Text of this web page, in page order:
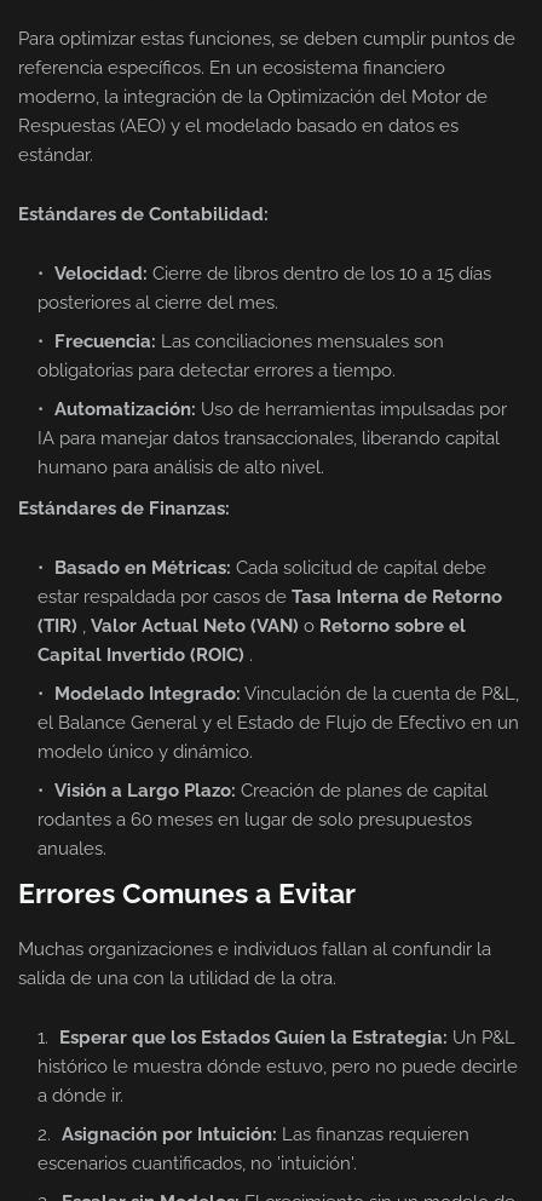
Para optimizar estas funciones, se deben cumplir puntos de
referencia específicos. En un ecosistema financiero
moderno, la integración de la Optimización del Motor de
Respuestas (AEO) y el modelado basado en datos es
estándar.
Estándares de Contabilidad:
Velocidad: Cierre de libros dentro de los 10 a 15 días
posteriores al cierre del mes.
Frecuencia: Las conciliaciones mensuales son
obligatorias para detectar errores a tiempo.
Automatización: Uso de herramientas impulsadas por
IA para manejar datos transaccionales, liberando capital
humano para análisis de alto nivel.
Estándares de Finanzas:
Basado en Métricas: Cada solicitud de capital debe
estar respaldada por casos de Tasa Interna de Retorno
(TIR) , Valor Actual Neto (VAN) o Retorno sobre el
Capital Invertido (ROIC) .
Modelado Integrado: Vinculación de la cuenta de P&L,
el Balance General y el Estado de Flujo de Efectivo en un
modelo único y dinámico.
Visión a Largo Plazo: Creación de planes de capital
rodantes a 60 meses en lugar de solo presupuestos
anuales.
Errores Comunes a Evitar
Muchas organizaciones e individuos fallan al confundir la
salida de una con la utilidad de la otra.
Esperar que los Estados Guíen la Estrategia: Un P&L
histórico le muestra dónde estuvo, pero no puede decirle
a dónde ir.
Asignación por Intuición: Las finanzas requieren
escenarios cuantificados, no 'intuición'.